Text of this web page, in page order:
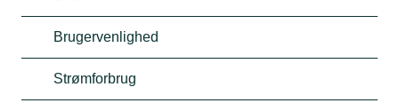
Brugervenlighed
Strømforbrug